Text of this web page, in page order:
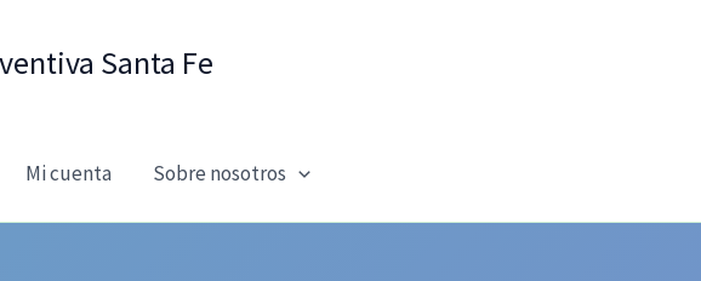
Santa Fe
Mi cuenta Sobre nosotros